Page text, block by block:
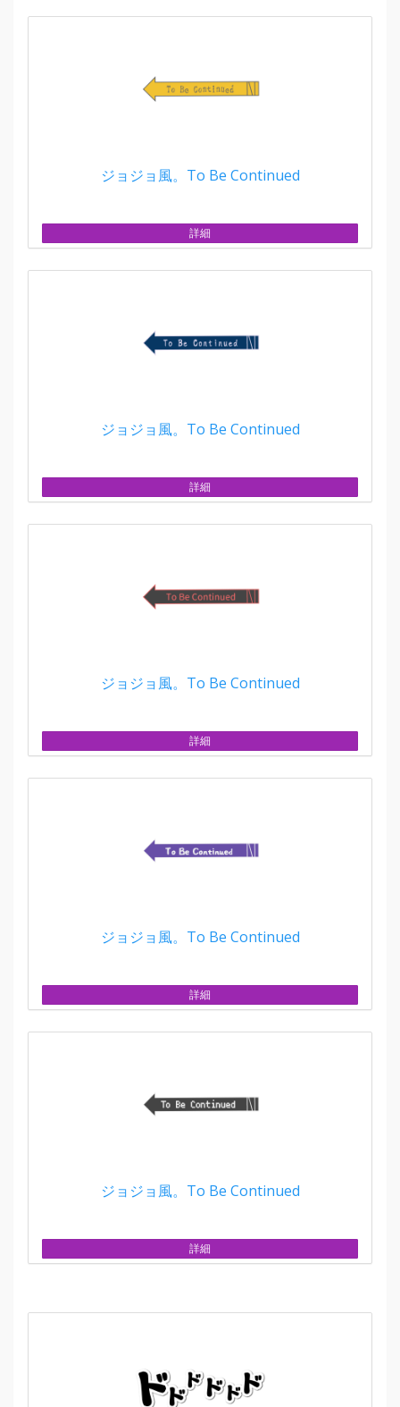
ジョジョ風。To Be Continued
詳細
ジョジョ風。To Be Continued
詳細
ジョジョ風。To Be Continued
詳細
ジョジョ風。To Be Continued
詳細
ジョジョ風。To Be Continued
詳細